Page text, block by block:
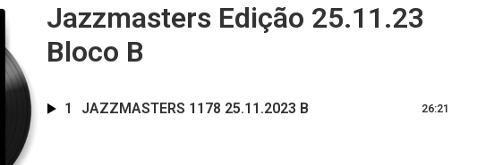
Jazzmasters Edição 25.11.23
Bloco B
1 JAZZMASTERS 1178 25.11.2023 B 26:21